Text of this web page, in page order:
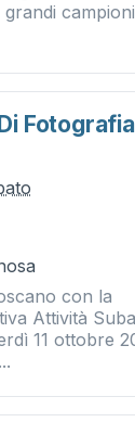
Fotografia
con la
Attività
11 ottobre